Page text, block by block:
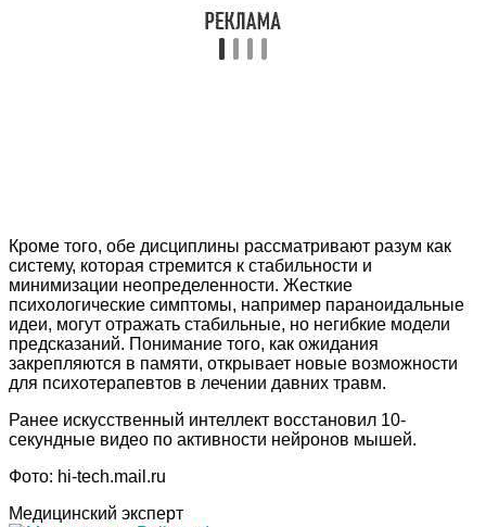
Кроме того, обе дисциплины рассматривают разум как
систему, которая стремится к стабильности и
минимизации неопределенности. Жесткие
психологические симптомы, например параноидальные
идеи, могут отражать стабильные, но негибкие модели
предсказаний. Понимание того, как ожидания
закрепляются в памяти, открывает новые возможности
для психотерапевтов в лечении давних травм.
Ранее искусственный интеллект восстановил 10-
секундные видео по активности нейронов мышей.
Фото: hi-tech.mail.ru
Медицинский эксперт